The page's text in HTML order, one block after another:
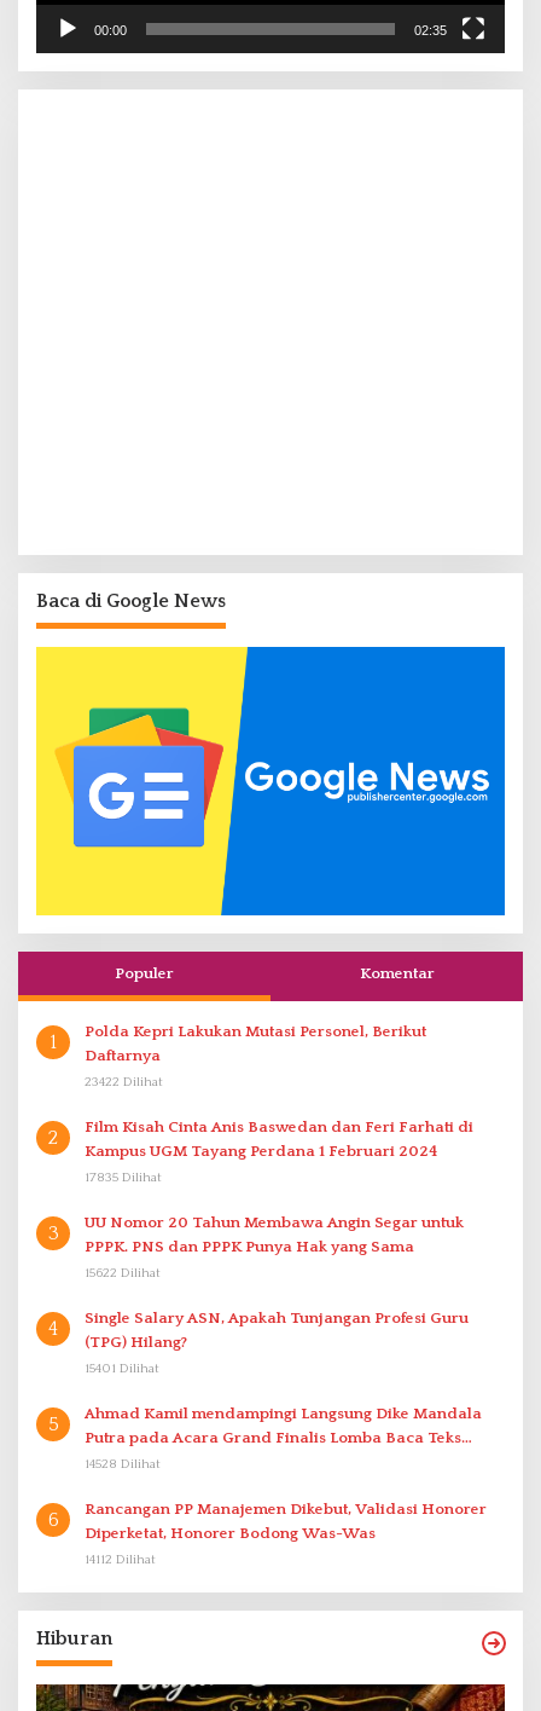
00:00 02:35
Baca di Google News
Populer Komentar
1
Polda Kepri Lakukan Mutasi Personel, Berikut
Daftarnya
23422 Dilihat
2
Film Kisah Cinta Anis Baswedan dan Feri Farhati di
Kampus UGM Tayang Perdana 1 Februari 2024
17835 Dilihat
3
UU Nomor 20 Tahun Membawa Angin Segar untuk
PPPK. PNS dan PPPK Punya Hak yang Sama
15622 Dilihat
4
Single Salary ASN, Apakah Tunjangan Profesi Guru
(TPG) Hilang?
15401 Dilihat
5
Ahmad Kamil mendampingi Langsung Dike Mandala
Putra pada Acara Grand Finalis Lomba Baca Teks
Proklamasi Mirip Bung Karno di Bali
14528 Dilihat
6
Rancangan PP Manajemen Dikebut, Validasi Honorer
Diperketat, Honorer Bodong Was-Was
14112 Dilihat
Hiburan